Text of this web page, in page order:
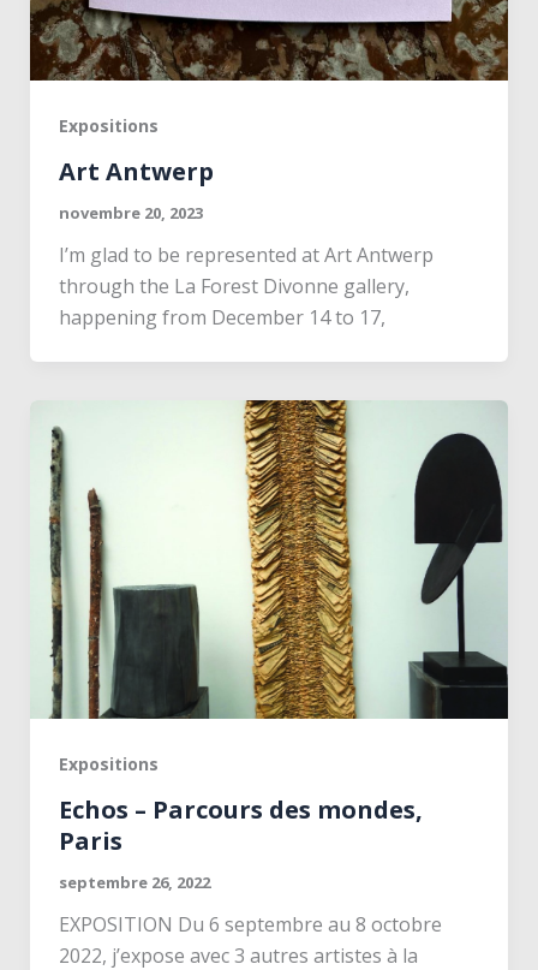
Expositions
Art Antwerp
novembre 20, 2023
I’m glad to be represented at Art Antwerp
through the La Forest Divonne gallery,
happening from December 14 to 17,
Expositions
Echos – Parcours des mondes,
Paris
septembre 26, 2022
EXPOSITION Du 6 septembre au 8 octobre
2022, j’expose avec 3 autres artistes à la